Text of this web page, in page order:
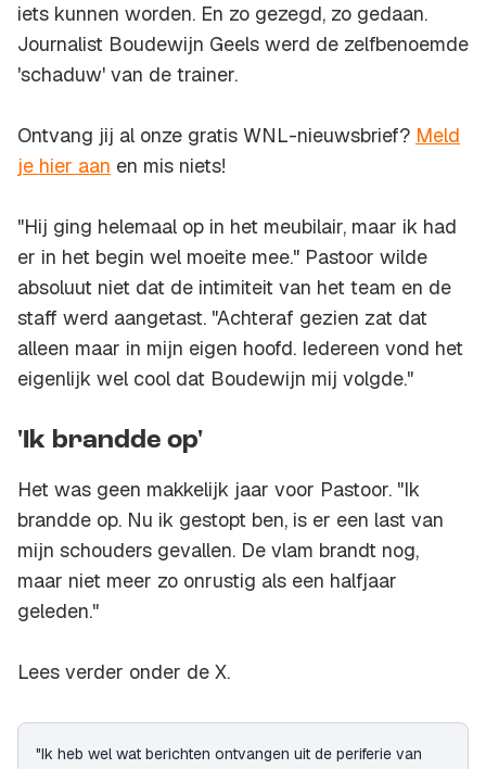
iets kunnen worden. En zo gezegd, zo gedaan.
Journalist Boudewijn Geels werd de zelfbenoemde
'schaduw' van de trainer.
Ontvang jij al onze gratis WNL-nieuwsbrief? Meld
je hier aan en mis niets!
"Hij ging helemaal op in het meubilair, maar ik had
er in het begin wel moeite mee." Pastoor wilde
absoluut niet dat de intimiteit van het team en de
staff werd aangetast. "Achteraf gezien zat dat
alleen maar in mijn eigen hoofd. Iedereen vond het
eigenlijk wel cool dat Boudewijn mij volgde."
'Ik brandde op'
Het was geen makkelijk jaar voor Pastoor. "Ik
brandde op. Nu ik gestopt ben, is er een last van
mijn schouders gevallen. De vlam brandt nog,
maar niet meer zo onrustig als een halfjaar
geleden."
Lees verder onder de X.
"Ik heb wel wat berichten ontvangen uit de periferie van